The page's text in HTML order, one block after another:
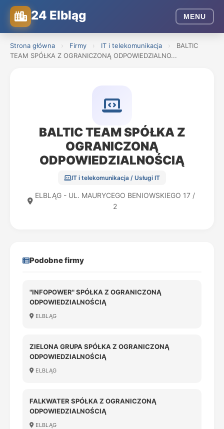
24 Elbląg MENU
Strona główna › Firmy › IT i telekomunikacja ›
BALTIC
TEAM SPÓŁKA Z OGRANICZONĄ ODPOWIEDZIALNO...
BALTIC TEAM SPÓŁKA Z
OGRANICZONĄ
ODPOWIEDZIALNOŚCIĄ
IT i telekomunikacja / Usługi IT
ELBLĄG - UL. MAURYCEGO BENIOWSKIEGO 17 /
2
Podobne firmy
"INFOPOWER" SPÓŁKA Z OGRANICZONĄ
ODPOWIEDZIALNOŚCIĄ
ELBLĄG
ZIELONA GRUPA SPÓŁKA Z OGRANICZONĄ
ODPOWIEDZIALNOŚCIĄ
ELBLĄG
FALKWATER SPÓŁKA Z OGRANICZONĄ
ODPOWIEDZIALNOŚCIĄ
ELBLĄG